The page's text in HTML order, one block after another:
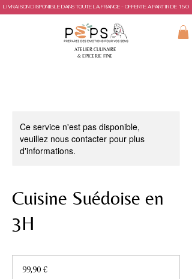
LIVRAISON DISPONIBLE DANS TOUTE LA FRANCE - OFFERTE A PARTIR DE 150€
ATELIER CULINAIRE
& EPICERIE FINE
Ce service n'est pas disponible,
veuillez nous contacter pour plus
d'informations.
Cuisine Suédoise en
3H
euros
99,90 €